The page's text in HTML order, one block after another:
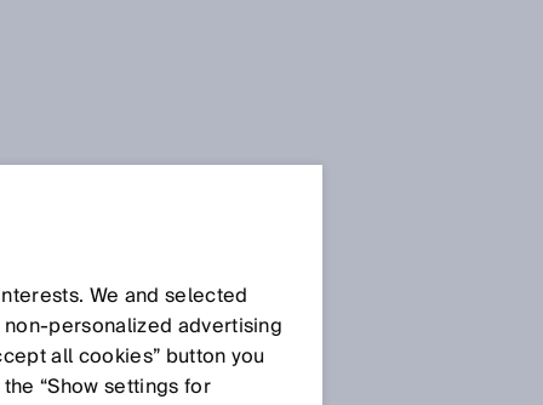
We and selected
advertising
all cookies” button you
“Show settings for